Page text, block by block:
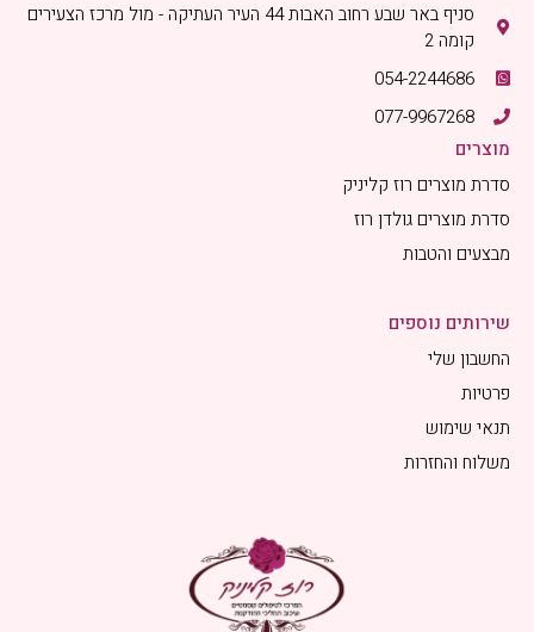
סניף באר שבע רחוב האבות 44 העיר העתיקה - מול מרכז הצעירים
קומה 2
054-2244686
077-9967268
מוצרים
סדרת מוצרים רוז קליניק
סדרת מוצרים גולדן רוז
מבצעים והטבות
שירותים נוספים
החשבון שלי
פרטיות
תנאי שימוש
משלוח והחזרות